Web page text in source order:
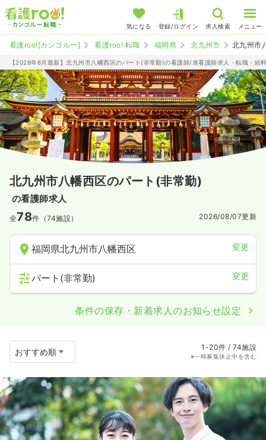
気になる 登録/ログイン 求人検索 メニュー
看護roo![カンゴルー] 看護roo! 転職 福岡県 北九州市 北九州市
【2026年8月最新】北九州市八幡西区のパート(非常勤)の看護師/准看護師求人・転職・給
北九州市八幡西区のパート(非常勤)
の看護師求人
全78件（74施設） 2026/08/07更新
福岡県北九州市八幡西区 変更
パート(非常勤) 変更
条件の保存・新着求人のお知らせ設定
1-20件 / 74施設
※一時募集休止中を含む